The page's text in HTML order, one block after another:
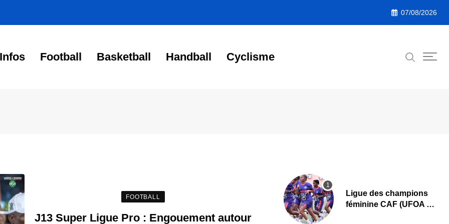
07/08/2026
Infos Football Basketball Handball Cyclisme
FOOTBALL
J13 Super Ligue Pro : Engouement autour
Ligue des champions
féminine CAF (UFOA A)